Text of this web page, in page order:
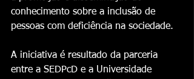
conhecimento sobre a inclusão de
pessoas com deficiência na sociedade.
A iniciativa é resultado da parceria
entre a SEDPcD e a Universidade